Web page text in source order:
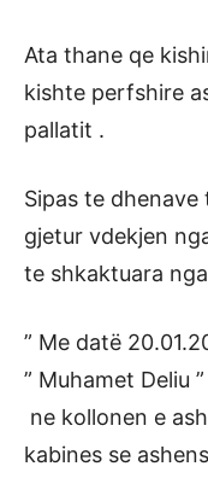
Ata thane qe
kishte perfshire
pallatit .
Sipas te
gjetur vdekjen
te shkaktuara
” Me datë
” Muhamet Deliu
ne kollonen e
kabines se